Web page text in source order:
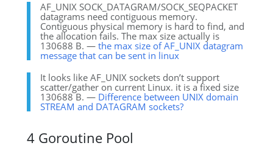
AF_UNIX SOCK_DATAGRAM/SOCK_SEQPACKET
datagrams need contiguous memory.
Contiguous physical memory is hard to find, and
the allocation fails. The max size actually is
130688 B. — the max size of AF_UNIX datagram
message that can be sent in linux
It looks like AF_UNIX sockets don’t support
scatter/gather on current Linux. it is a fixed size
130688 B. — Difference between UNIX domain
STREAM and DATAGRAM sockets?
4 Goroutine Pool